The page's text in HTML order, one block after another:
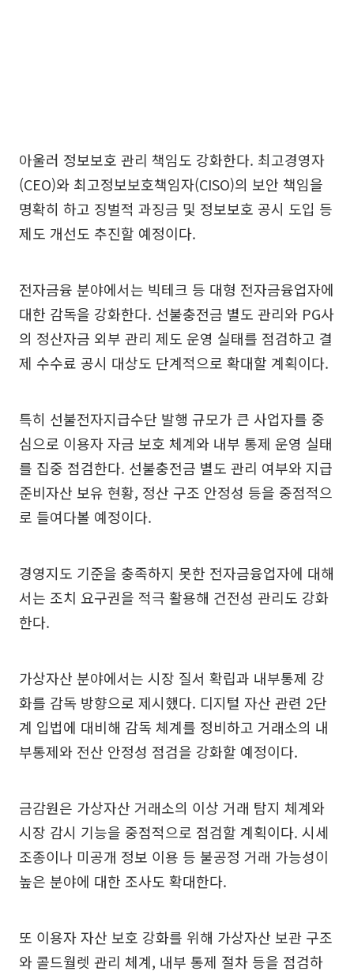
아울러 정보보호 관리 책임도 강화한다. 최고경영자
(CEO)와 최고정보보호책임자(CISO)의 보안 책임을
명확히 하고 징벌적 과징금 및 정보보호 공시 도입 등
제도 개선도 추진할 예정이다.
전자금융 분야에서는 빅테크 등 대형 전자금융업자에
대한 감독을 강화한다. 선불충전금 별도 관리와 PG사
의 정산자금 외부 관리 제도 운영 실태를 점검하고 결
제 수수료 공시 대상도 단계적으로 확대할 계획이다.
특히 선불전자지급수단 발행 규모가 큰 사업자를 중
심으로 이용자 자금 보호 체계와 내부 통제 운영 실태
를 집중 점검한다. 선불충전금 별도 관리 여부와 지급
준비자산 보유 현황, 정산 구조 안정성 등을 중점적으
로 들여다볼 예정이다.
경영지도 기준을 충족하지 못한 전자금융업자에 대해
서는 조치 요구권을 적극 활용해 건전성 관리도 강화
한다.
가상자산 분야에서는 시장 질서 확립과 내부통제 강
화를 감독 방향으로 제시했다. 디지털 자산 관련 2단
계 입법에 대비해 감독 체계를 정비하고 거래소의 내
부통제와 전산 안정성 점검을 강화할 예정이다.
금감원은 가상자산 거래소의 이상 거래 탐지 체계와
시장 감시 기능을 중점적으로 점검할 계획이다. 시세
조종이나 미공개 정보 이용 등 불공정 거래 가능성이
높은 분야에 대한 조사도 확대한다.
또 이용자 자산 보호 강화를 위해 가상자산 보관 구조
와 콜드월렛 관리 체계, 내부 통제 절차 등을 점검하